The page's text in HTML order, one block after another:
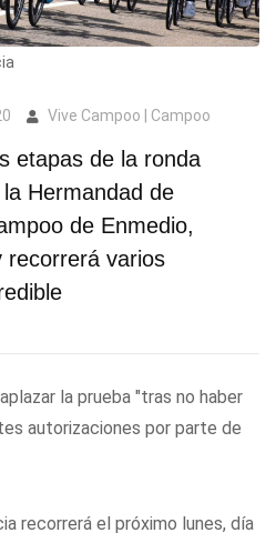
Vive Campoo | Campoo
etapas de la ronda
Hermandad de
de Enmedio,
recorrerá varios
la prueba "tras no haber
autorizaciones por parte de
recorrerá el próximo lunes, día